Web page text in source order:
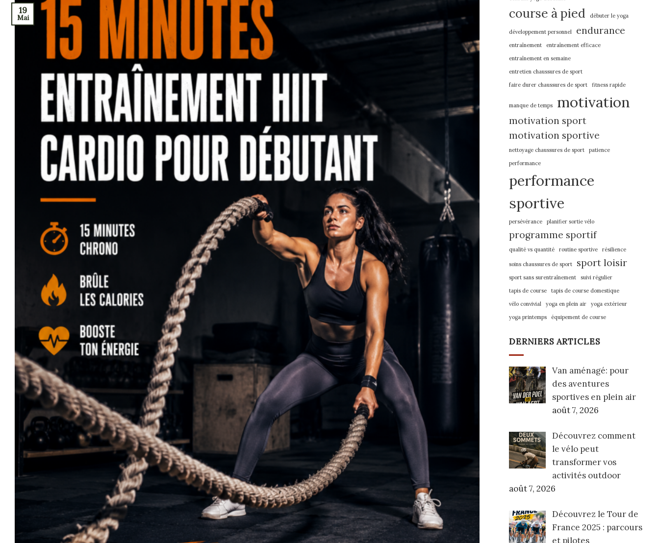
19
Mai course à pied débuter le yoga
développement personnel endurance
entraînement
entraînement efficace
entraînement en semaine
entretien chaussures de sport
faire durer chaussures de sport
fitness rapide
manque de temps motivation
motivation sport
motivation sportive
nettoyage chaussures de sport
patience
performance
performance
sportive
persévérance planifier sortie vélo
programme sportif
qualité vs quantité routine sportive résilience
soins chaussures de sport sport loisir
sport sans surentraînement
suivi régulier
tapis de course
tapis de course domestique
vélo convivial
yoga en plein air
yoga extérieur
yoga printemps
équipement de course
DERNIERS ARTICLES
Van aménagé: pour
des aventures
sportives en plein air
août 7, 2026
Découvrez comment
le vélo peut
transformer vos
activités outdoor
août 7, 2026
Découvrez le Tour de
France 2025 : parcours
et pilotes